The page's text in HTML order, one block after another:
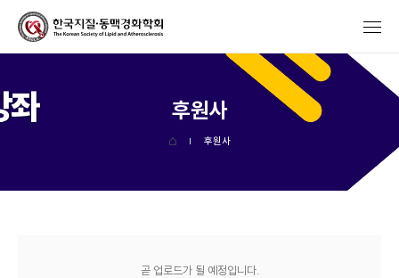
후원사
후원사
곧 업로드가 될 예정입니다.